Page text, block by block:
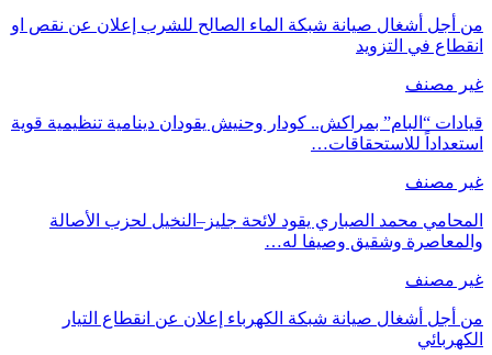
من أجل أشغال صيانة شبكة الماء الصالح للشرب إعلان عن نقص او
انقطاع في التزويد
غير مصنف
قيادات “البام” بمراكش.. كودار وحنيش يقودان دينامية تنظيمية قوية
استعداداً للاستحقاقات…
غير مصنف
المحامي محمد الصباري يقود لائحة جليز–النخيل لحزب الأصالة
والمعاصرة وشقيق وصيفا له…
غير مصنف
من أجل أشغال صيانة شبكة الكهرباء إعلان عن انقطاع التيار
الكهربائي